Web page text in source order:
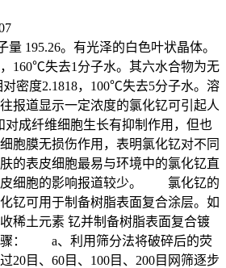
195.26。有光泽的白色叶状晶体。
160℃失去1分子水。其六水合物为无
密度2.1818，100℃失去5分子水。溶
报道显示一定浓度的氯化钇可引起人
对成纤维细胞生长有抑制作用，但也
胞膜无损伤作用，表明氯化钇对不同
的表皮细胞最易与环境中的氯化钇直
皮细胞的影响报道较少。 氯化钇的
可用于制备树脂表面复合涂层。如
稀土元素 钇并制备树脂表面复合镀
骤： a、利用筛分法将破碎后的荧
20目、60目、100目、200目网筛逐步